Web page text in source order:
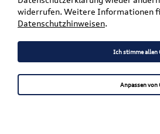
Original VW
Gummifußmatten
2K1061502A
Artikelbeschreibung
widerrufen. Weitere Informationen
Datenschutzhinweisen.
Ich stimme allen
Anpassen von